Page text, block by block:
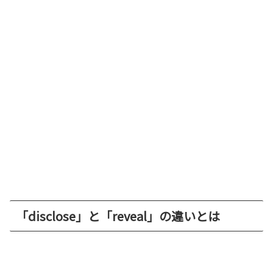
「disclose」と「reveal」の違いとは